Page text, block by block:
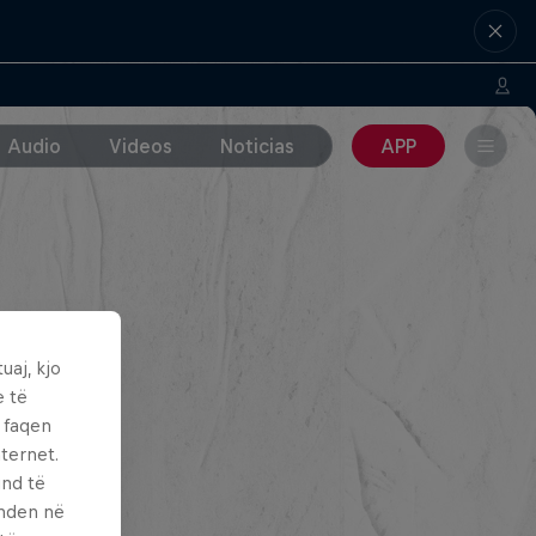
Audio Videos Noticias APP
kjo
të
të
në